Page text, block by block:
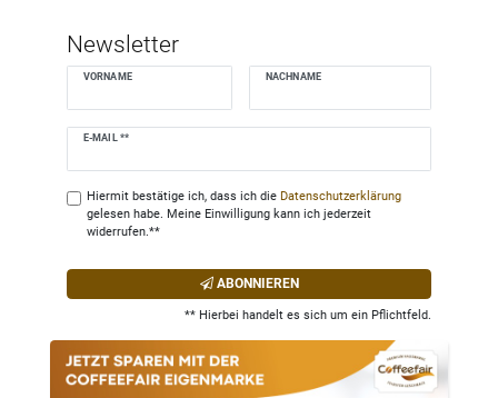
Newsletter
VORNAME NACHNAME
E-MAIL **
Newsletter
Hiermit bestätige ich, dass ich die Daten­schutz­erklärung
gelesen habe. Meine Einwilligung kann ich jederzeit
widerrufen.**
ABONNIEREN
** Hierbei handelt es sich um ein Pflichtfeld.